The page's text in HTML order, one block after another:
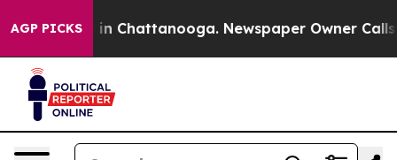
AGP PICKS
Chaos in Chattanooga. Newspaper Owner Calls the